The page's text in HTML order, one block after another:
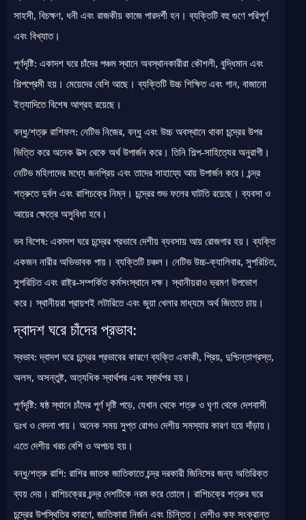
সাহসী, বিচক্ষণ, ধনী এবং রাজকীয় কাজে পারদর্শী হন। ব্যক্তিটি বহু গুণে পরিপূর্ণ
এবং বিখ্যাত।
পূর্ণদৃষ্টি: একাদশ ঘরে চাঁদের পঞ্চম স্থানে অবস্থানকারীরা কৌশলী, বুদ্ধিমান এবং
শিল্পপ্রেমী হয়। মেয়েদের বেশি আছে। ব্যক্তিটি উচ্চ শিক্ষিত এবং গান, বাজানো
ইত্যাদিতে বিশেষ আগ্রহ রয়েছে।
বন্ধু/শত্রু রাশিফল: নেটিভ নিজের, বন্ধু এবং উচ্চ অবস্থানে থাকা চন্দ্রের উপর
ভিত্তি করে অনেক উত্স থেকে অর্থ উপার্জন করে। তিনি শিল্প-সাহিত্যের অনুরাগী।
নেটিভ মহিলাদের মধ্যে জনপ্রিয় এবং তাদের সাহায্যে আয় উপার্জন করে। চন্দ্র
শত্রুতে দুর্বল এবং রাশিচক্রে নিম্ন। চন্দ্রের শুভ ফলের ঘাটতি রয়েছে। ব্যবসা ও
আয়ের ক্ষেত্রে অসুবিধা হবে।
ভব বিশেষ: একাদশ ঘরে চন্দ্রের প্রভাবে দেশীয় ব্যবসায় আয় রোজগার হয়। ব্যক্তি
একজন নারীর অভিভাবক পায়। ব্যক্তিটি চঞ্চল। নেটিভ উচ্চ-ক্যালিবার, সুপরিচিত,
সুপরিচিত এবং রাষ্ট্র-সম্পর্কিত কর্মসংস্থানে দক্ষ। স্থানীয়রাও ভ্রমণ উপভোগ
করে। স্থানীয়রা প্রায়শই লটারিতে এবং জুয়া খেলার মাধ্যমে অর্থ জিততে চায়।
দ্বাদশ ঘরে চাঁদের প্রভাব:
স্বভাব: দ্বাদশ ঘরে চন্দ্রের প্রভাবের কারণে ব্যক্তি একাকী, প্রিয়, দুশ্চিন্তাগ্রস্ত,
অলস, অসন্তুষ্ট, অত্যধিক স্বার্থপর এবং স্বার্থপর হয়।
পূর্ণদৃষ্টি: ষষ্ঠ স্থানে চাঁদের পূর্ণ দৃষ্টি পড়ে, যেখান থেকে শত্রু ও ঘৃণা থেকে দেশবাসী
দুঃখ ও বেদনা পায়। অনেক সময় সুপ্ত রোগও দেশীয় সমস্যার কারণ হয়ে দাঁড়ায়।
এতে দেশীয় খরচ বেশি ও অপচয় হয়।
বন্ধু/শত্রু রাশি: রাশির জাতক জাতিকাতে চন্দ্র দরকারী জিনিসের জন্য অতিরিক্ত
ব্যয় দেয়। রাশিচক্রের চন্দ্র দেশটিকে নরম করে তোলে। রাশিচক্রে শত্রুর ঘরে
চন্দ্রের উপস্থিতির কারণে, জাতিকারা নির্জন এবং চিন্তিত। দেশীও কফ সংক্রান্ত